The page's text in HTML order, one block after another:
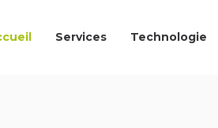
Services Technologie